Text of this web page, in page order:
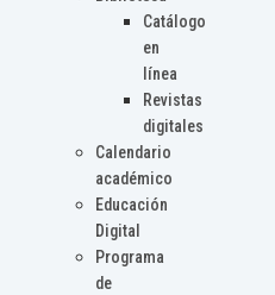
Catálogo
en
línea
Revistas
digitales
Calendario
académico
Educación
Digital
Programa
de